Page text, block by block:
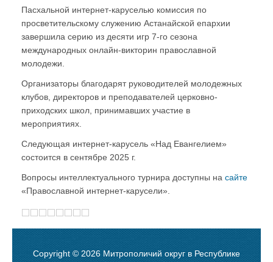
Пасхальной интернет-каруселью комиссия по
просветительскому служению Астанайской епархии
завершила серию из десяти игр 7-го сезона
международных онлайн-викторин православной
молодежи.
Организаторы благодарят руководителей молодежных
клубов, директоров и преподавателей церковно-
приходских школ, принимавших участие в
мероприятиях.
Следующая интернет-карусель «Над Евангелием»
состоится в сентябре 2025 г.
Вопросы интеллектуального турнира доступны на сайте
«Православной интернет-карусели».
Copyright © 2026 Митрополичий округ в Республике